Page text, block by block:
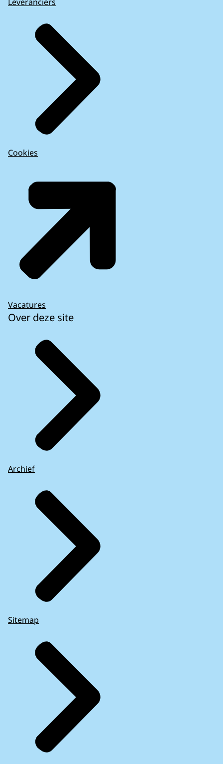
Cookies
Vacatures
Over deze site
Archief
Sitemap